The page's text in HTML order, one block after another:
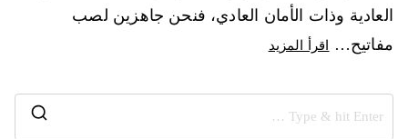
العادية وذات الأمان العادي، فنحن جاهزين لصب
مفاتيح…
اقرأ المزيد